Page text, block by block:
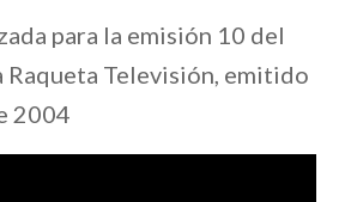
para la emisión 10 del
Televisión, emitido
2004